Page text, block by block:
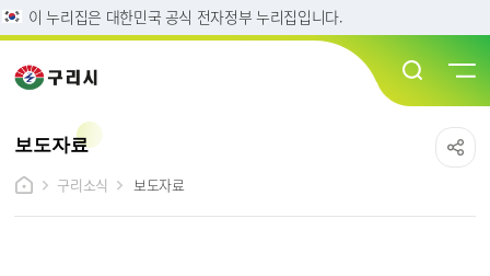
이 누리집은 대한민국 공식 전자정부 누리집입니다.
보도자료
구리소식
보도자료